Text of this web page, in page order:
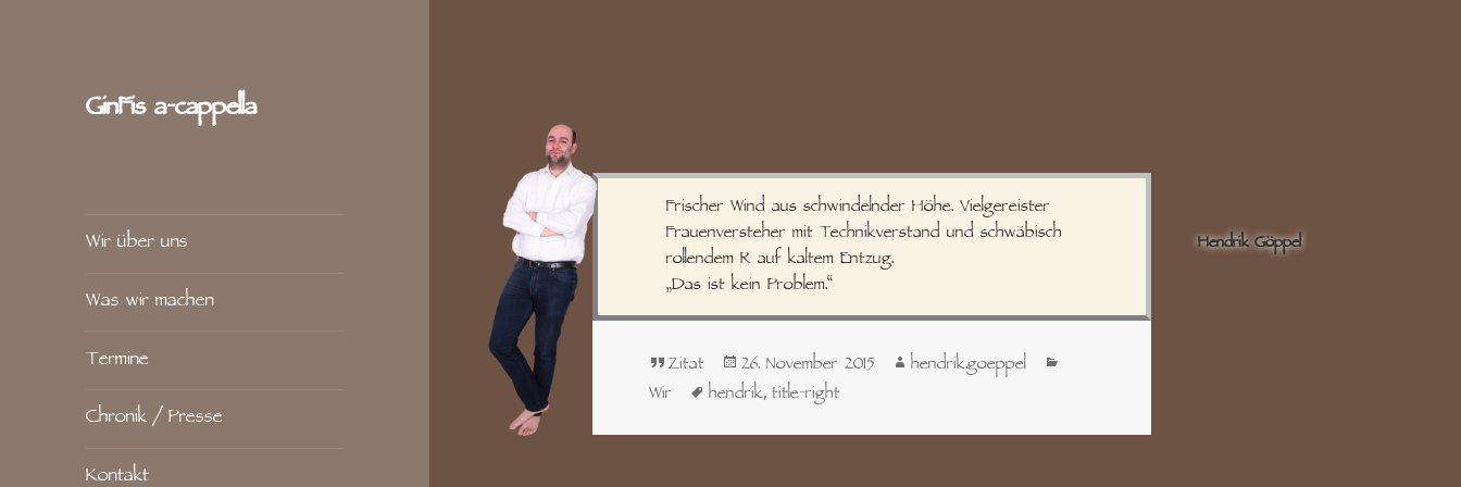
GinFis a‑cappella
Wir über uns
Was wir machen
Termine
Chronik / Presse
Kontakt
Hendrik Göppel
Frischer Wind aus schwindelnder Höhe. Vielgereister
Frauenversteher mit Technikverstand und schwäbisch
rollendem R auf kaltem Entzug.
„Das ist kein Problem.“
Format
Zitat
Veröffentlicht
am
26. November 2015 Autor
hendrik.goeppel
Wir Schlagwörter
hendrik, title-right